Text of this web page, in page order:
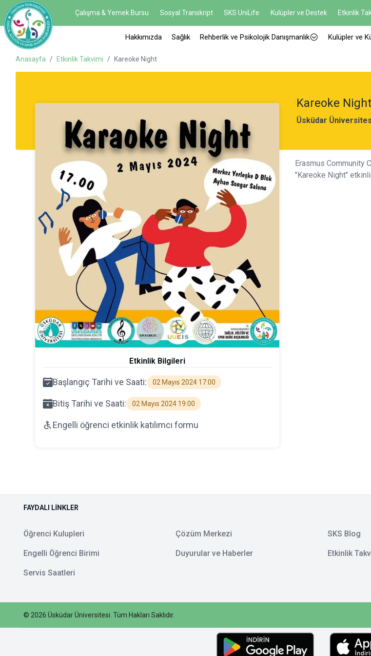
Çalışma & Yemek Bursu Sosyal Transkript SKS UniLife Kulüpler ve Destek Etkinlik
Hakkımızda Sağlık Rehberlik ve Psikolojik Danışmanlık Kulüpler ve
Anasayfa / Etkinlik Takvimi / Kareoke Night
Kareoke Night
Üsküdar
Etkinlik Bilgileri
Başlangıç Tarihi ve Saati: 02 Mayıs 2024 17:00
Bitiş Tarihi ve Saati: 02 Mayıs 2024 19:00
Engelli öğrenci etkinlik katılımcı formu
Erasmus Community
"Kareoke Night"
FAYDALI LINKLER
Öğrenci Kulupleri Çözüm Merkezi SKS Blog
Engelli Öğrenci Birimi Duyurular ve Haberler Etkinlik
Servis Saatleri
© 2026 Üsküdar Üniversitesi Tüm Hakları Saklıdır.